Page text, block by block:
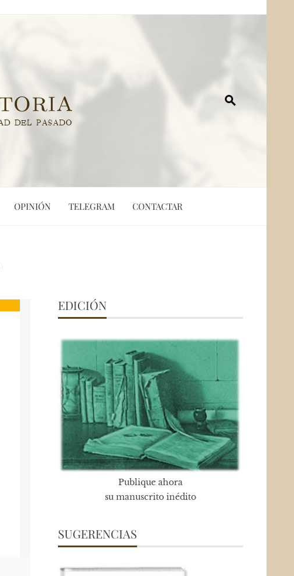
OPINIÓN TELEGRAM CONTACTAR
EDICIÓN
Publique ahora
su manuscrito inédito
SUGERENCIAS